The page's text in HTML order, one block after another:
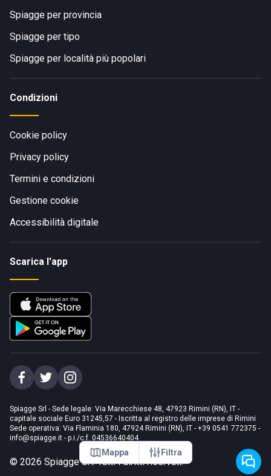
Mappa Filtra
Spiagge per provincia
Spiagge per tipo
Spiagge per località più popolari
Condizioni
Cookie policy
Privacy policy
Termini e condizioni
Gestione cookie
Accessibilità digitale
Scarica l'app
Spiagge Srl - Sede legale: Via Marecchiese 48, 47923 Rimini (RN), IT -
capitale sociale Euro 31245,57 - Iscritta al registro delle imprese di Rimini
Sede operativa: Via Flaminia 180, 47924 Rimini (RN), IT - +39 0541 772375 -
info@spiagge.it - p.i./c.f. 04536640404
© 2026 Spiagge Srl. Tutti i diritti riservati.